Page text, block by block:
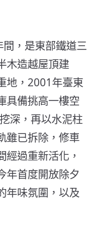
，是東部鐵道三
木造越屋頂建
地，2001年臺東
具備挑高一樓空
深，再以水泥柱
雖已拆除，修車
經過重新活化，
年首度開放除夕
年味氛圍，以及